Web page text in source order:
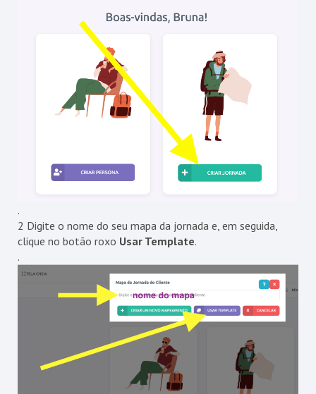
.
2 Digite o nome do seu mapa da jornada e, em seguida,
clique no botão roxo Usar Template.
.